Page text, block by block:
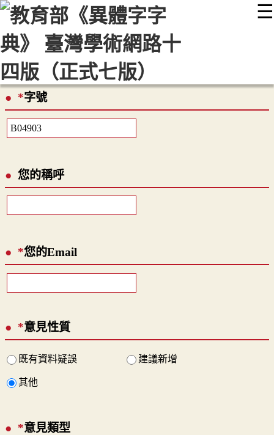
☰
::: 最新消息 常見問題 編輯說明
顯示模式
網站導覽
*字號
您的稱呼
*您的Email
*意見性質
既有資料疑誤 建議新增
其他
*意見類型